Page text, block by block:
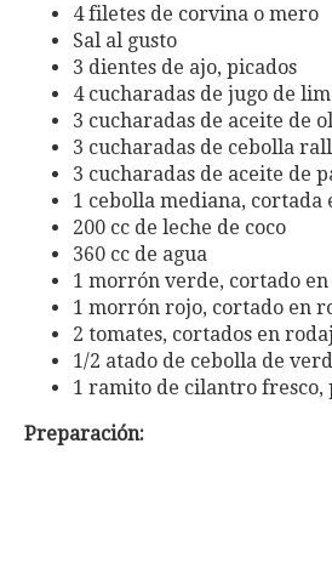
4 filetes de corvina o mero
Sal al gusto
3 dientes de ajo, picados
4 cucharadas de jugo de
3 cucharadas de aceite de
3 cucharadas de cebolla
3 cucharadas de aceite de
1 cebolla mediana, cortada
200 cc de leche de coco
360 cc de agua
1 morrón verde, cortado
1 morrón rojo, cortado en
2 tomates, cortados en
1/2 atado de cebolla de
1 ramito de cilantro fresco,
Preparación: